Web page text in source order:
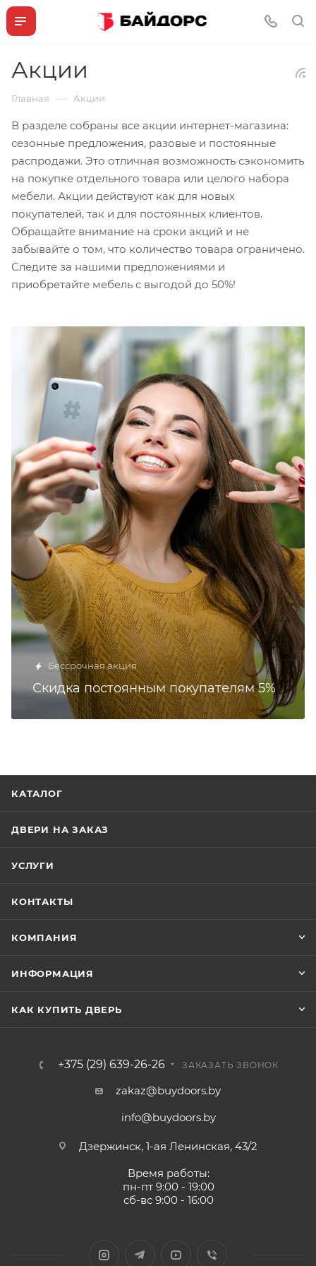
Акции
Главная — Акции
В разделе собраны все акции интернет-магазина:
сезонные предложения, разовые и постоянные
распродажи. Это отличная возможность сэкономить
на покупке отдельного товара или целого набора
мебели. Акции действуют как для новых
покупателей, так и для постоянных клиентов.
Обращайте внимание на сроки акций и не
забывайте о том, что количество товара ограничено.
Следите за нашими предложениями и
приобретайте мебель с выгодой до 50%!
Бессрочная акция
Скидка постоянным покупателям 5%
КАТАЛОГ
ДВЕРИ НА ЗАКАЗ
УСЛУГИ
КОНТАКТЫ
КОМПАНИЯ
ИНФОРМАЦИЯ
КАК КУПИТЬ ДВЕРЬ
+375 (29) 639-26-26 ЗАКАЗАТЬ ЗВОНОК
zakaz@buydoors.by
info@buydoors.by
Дзержинск, 1-ая Ленинская, 43/2
Время работы:
пн-пт 9:00 - 19:00
сб-вс 9:00 - 16:00